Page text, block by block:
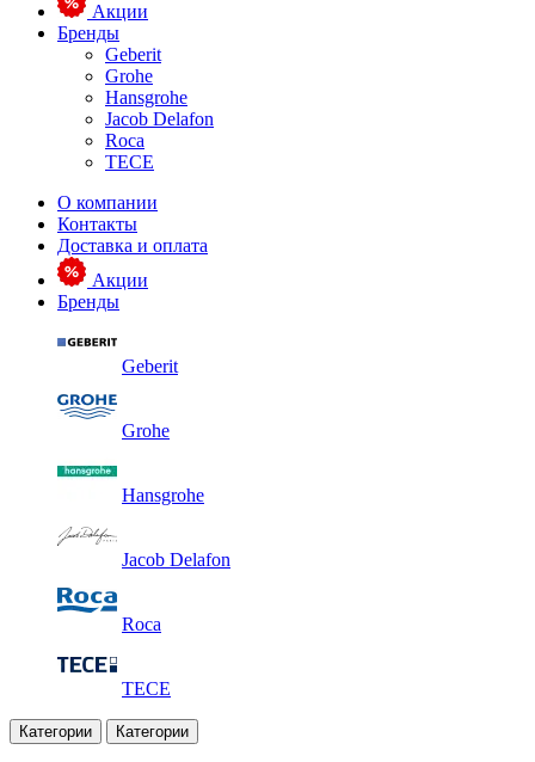
Акции
Бренды
Geberit
Grohe
Hansgrohe
Jacob Delafon
Roca
TECE
О компании
Контакты
Доставка и оплата
Акции
Бренды
Geberit
Grohe
Hansgrohe
Jacob Delafon
Roca
TECE
Категории Категории